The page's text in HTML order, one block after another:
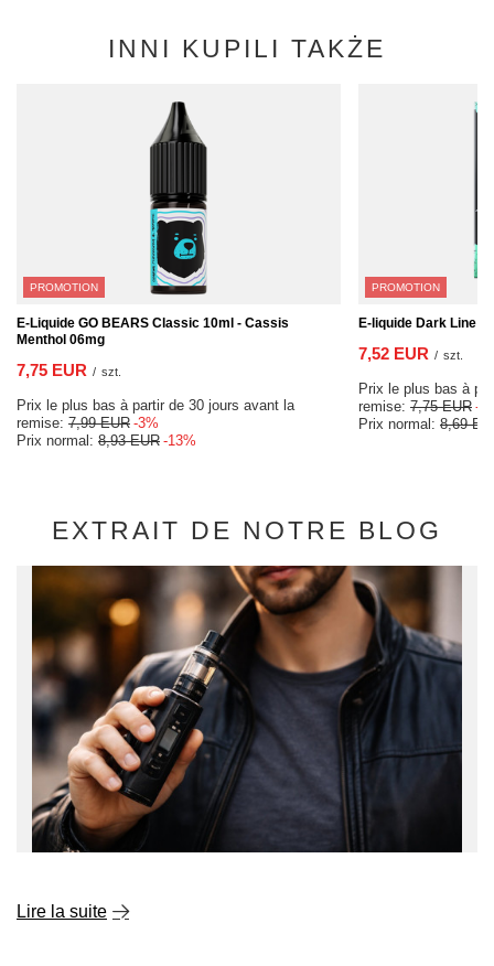
INNI KUPILI TAKŻE
PROMOTION
E-Liquide GO BEARS Classic 10ml - Cassis
Menthol 06mg
7,75 EUR / szt.
Prix le plus bas à partir de 30 jours avant la
remise: 7,99 EUR -3%
Prix normal: 8,93 EUR -13%
PROMOTION
E-liquide Dark Line
7,52 EUR / szt.
Prix le plus bas à
remise: 7,75 EUR -
Prix normal: 8,69
EXTRAIT DE NOTRE BLOG
Lire la suite